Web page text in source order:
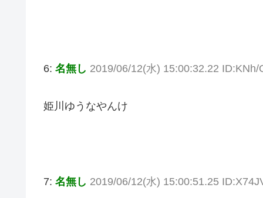
6: 名無し 2019/06/12(水) 15:00:32.22 ID:KNh/
姫川ゆうなやんけ
7: 名無し 2019/06/12(水) 15:00:51.25